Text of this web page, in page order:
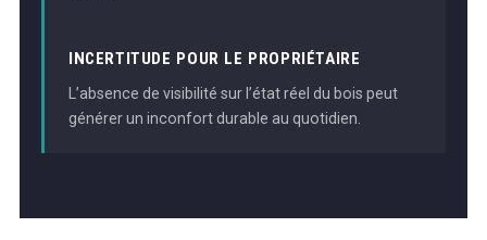
INCERTITUDE POUR LE PROPRIÉTAIRE
L’absence de visibilité sur l’état réel du bois peut
générer un inconfort durable au quotidien.